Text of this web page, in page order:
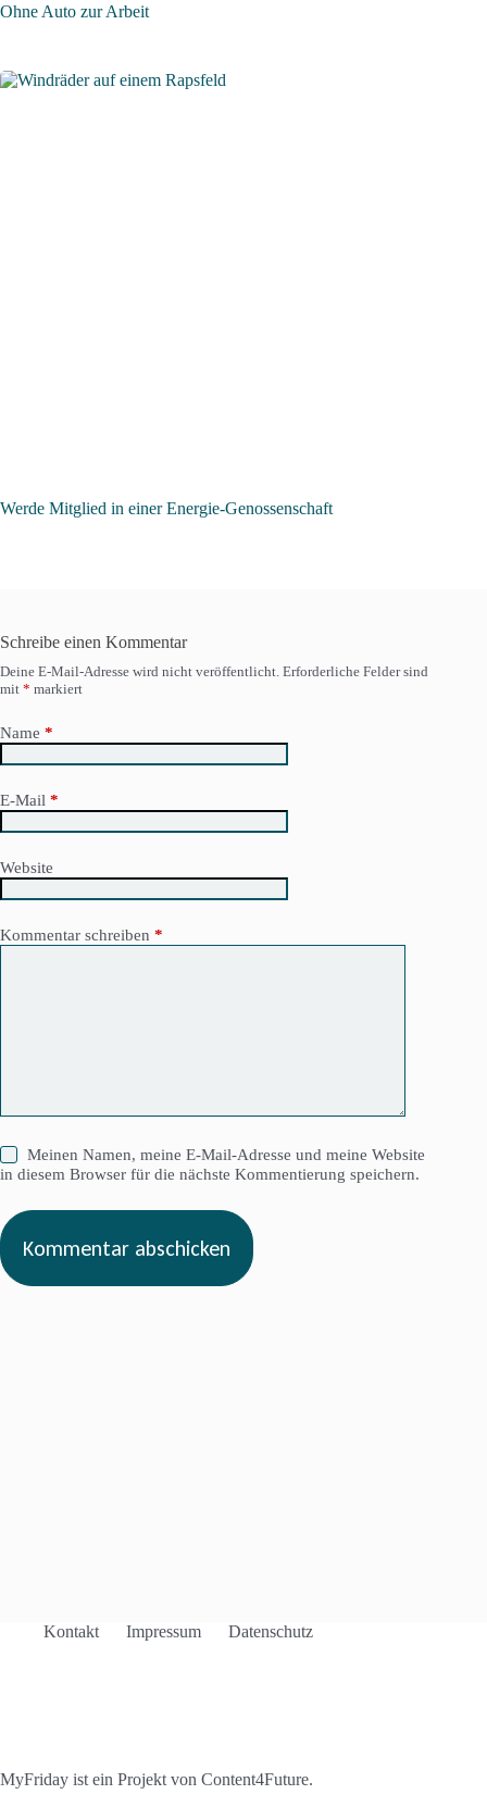
Ohne Auto zur Arbeit
Werde Mitglied in einer Energie-Genossenschaft
Schreibe einen Kommentar
Deine E-Mail-Adresse wird nicht veröffentlicht. Erforderliche Felder sind
mit * markiert
Name *
E-Mail *
Website
Kommentar schreiben *
Meinen Namen, meine E-Mail-Adresse und meine Website
in diesem Browser für die nächste Kommentierung speichern.
Kommentar abschicken
Kontakt Impressum Datenschutz
MyFriday ist ein Projekt von Content4Future.